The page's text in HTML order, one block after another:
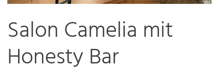
Salon Camelia mit
Honesty Bar